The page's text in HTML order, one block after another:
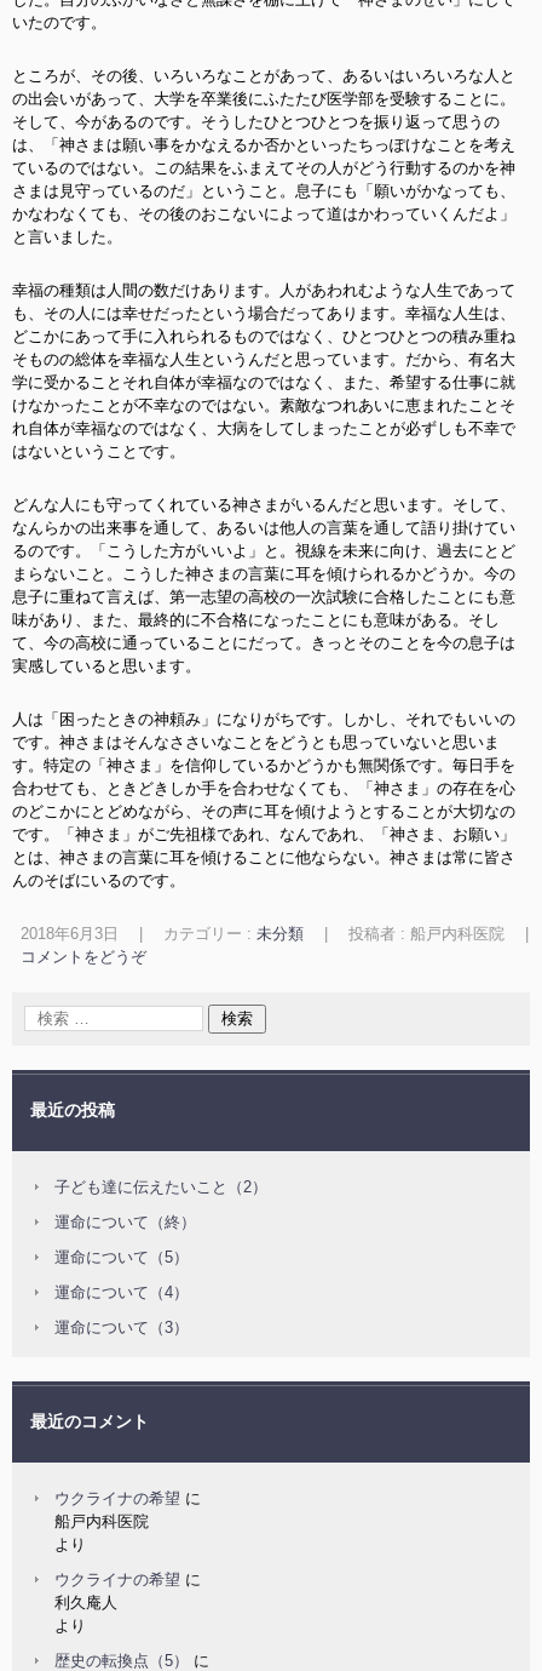
いたのです。
ところが、その後、いろいろなことがあって、あるいはいろいろな人と
の出会いがあって、大学を卒業後にふたたび医学部を受験することに。
そして、今があるのです。そうしたひとつひとつを振り返って思うの
は、「神さまは願い事をかなえるか否かといったちっぽけなことを考え
ているのではない。この結果をふまえてその人がどう行動するのかを神
さまは見守っているのだ」ということ。息子にも「願いがかなっても、
かなわなくても、その後のおこないによって道はかわっていくんだよ」
と言いました。
幸福の種類は人間の数だけあります。人があわれむような人生であって
も、その人には幸せだったという場合だってあります。幸福な人生は、
どこかにあって手に入れられるものではなく、ひとつひとつの積み重ね
そものの総体を幸福な人生というんだと思っています。だから、有名大
学に受かることそれ自体が幸福なのではなく、また、希望する仕事に就
けなかったことが不幸なのではない。素敵なつれあいに恵まれたことそ
れ自体が幸福なのではなく、大病をしてしまったことが必ずしも不幸で
はないということです。
どんな人にも守ってくれている神さまがいるんだと思います。そして、
なんらかの出来事を通して、あるいは他人の言葉を通して語り掛けてい
るのです。「こうした方がいいよ」と。視線を未来に向け、過去にとど
まらないこと。こうした神さまの言葉に耳を傾けられるかどうか。今の
息子に重ねて言えば、第一志望の高校の一次試験に合格したことにも意
味があり、また、最終的に不合格になったことにも意味がある。そし
て、今の高校に通っていることにだって。きっとそのことを今の息子は
実感していると思います。
人は「困ったときの神頼み」になりがちです。しかし、それでもいいの
です。神さまはそんなささいなことをどうとも思っていないと思いま
す。特定の「神さま」を信仰しているかどうかも無関係です。毎日手を
合わせても、ときどきしか手を合わせなくても、「神さま」の存在を心
のどこかにとどめながら、その声に耳を傾けようとすることが大切なの
です。「神さま」がご先祖様であれ、なんであれ、「神さま、お願い」
とは、神さまの言葉に耳を傾けることに他ならない。神さまは常に皆さ
んのそばにいるのです。
2018年6月3日 カテゴリー : 未分類 投稿者 : 船戸内科医院
コメントをどうぞ
最近の投稿
子ども達に伝えたいこと（2）
運命について（終）
運命について（5）
運命について（4）
運命について（3）
最近のコメント
ウクライナの希望 に
船戸内科医院
より
ウクライナの希望 に
利久庵人
より
歴史の転換点（5）
に